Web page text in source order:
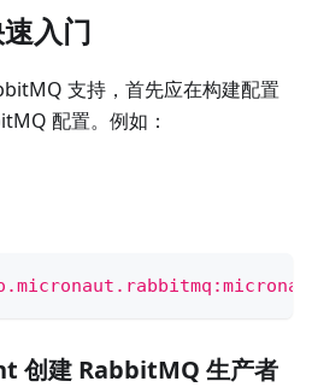
入门
支持，首先应在构建配置
配置。例如：
创建 RabbitMQ 生产者